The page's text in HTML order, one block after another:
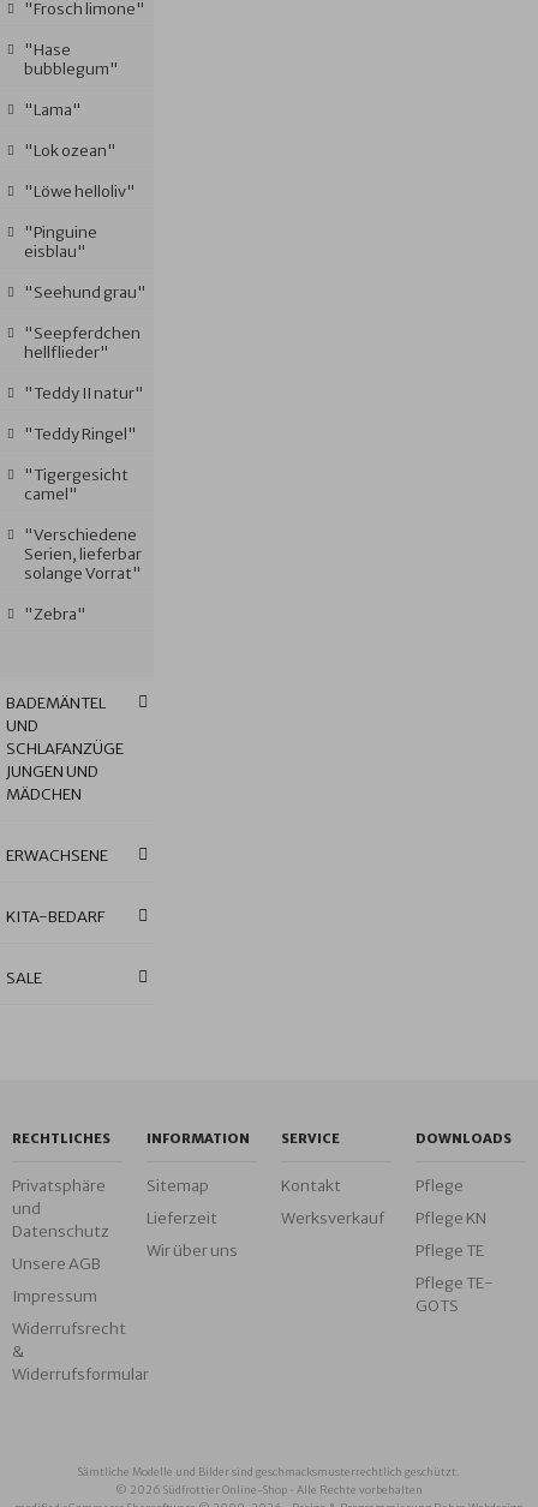
"Frosch limone"
"Hase
bubblegum"
"Lama"
"Lok ozean"
"Löwe helloliv"
"Pinguine
eisblau"
"Seehund grau"
"Seepferdchen
hellflieder"
"Teddy II natur"
"Teddy Ringel"
"Tigergesicht
camel"
"Verschiedene
Serien, lieferbar
solange Vorrat"
"Zebra"
BADEMÄNTEL
UND
SCHLAFANZÜGE
JUNGEN UND
MÄDCHEN
ERWACHSENE
KITA-BEDARF
SALE
RECHTLICHES
Privatsphäre
und
Datenschutz
Unsere AGB
Impressum
Widerrufsrecht
&
Widerrufsformular
INFORMATION
Sitemap
Lieferzeit
Wir über uns
SERVICE
Kontakt
Werksverkauf
DOWNLOADS
Pflege
Pflege KN
Pflege TE
Pflege TE-
GOTS
Sämtliche Modelle und Bilder sind geschmacksmusterrechtlich geschützt.
© 2026 Südfrottier Online-Shop • Alle Rechte vorbehalten